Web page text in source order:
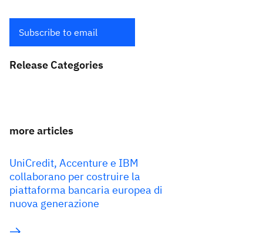
Subscribe to email
Release Categories
more articles
UniCredit, Accenture e IBM
collaborano per costruire la
piattaforma bancaria europea di
nuova generazione